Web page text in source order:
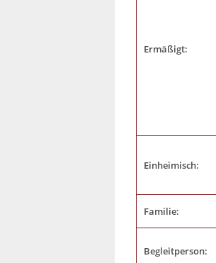
Ermäßigt:
Einheimisch:
Familie:
Begleitperson: